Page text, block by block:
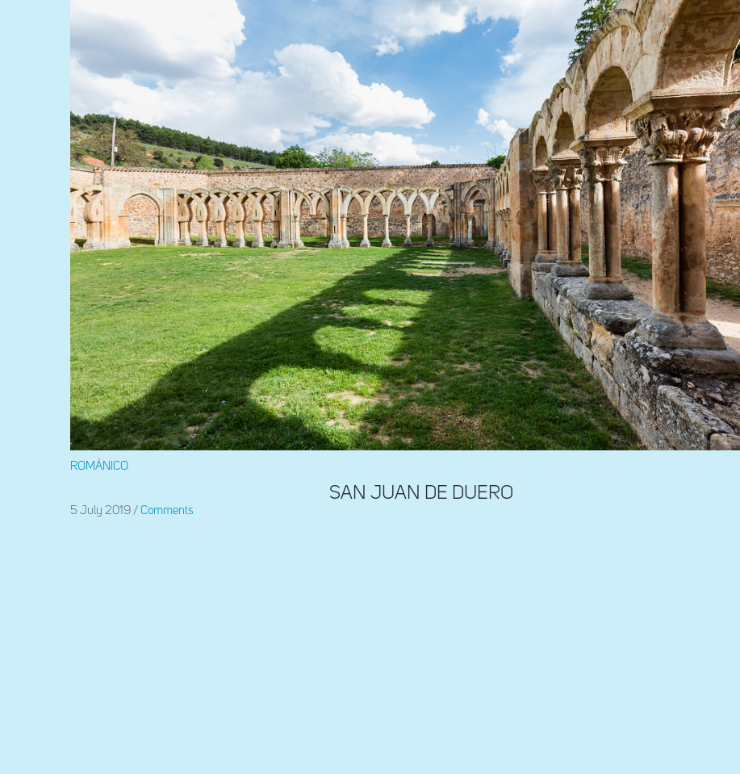
ROMÁNICO
SAN JUAN DE DUERO
5 July 2019 / Comments